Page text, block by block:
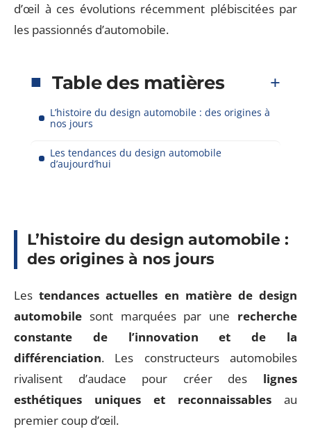
d’œil à ces évolutions récemment plébiscitées par
les passionnés d’automobile.
Table des matières
L’histoire du design automobile : des origines à
nos jours
Les tendances du design automobile
d’aujourd’hui
L’histoire du design automobile :
des origines à nos jours
Lestendances actuelles en matière de design
automobile sont marquées par une recherche
constante de l’innovation et de la
différenciation. Les constructeurs automobiles
rivalisent d’audace pour créer des lignes
esthétiques uniques et reconnaissables au
premier coup d’œil.